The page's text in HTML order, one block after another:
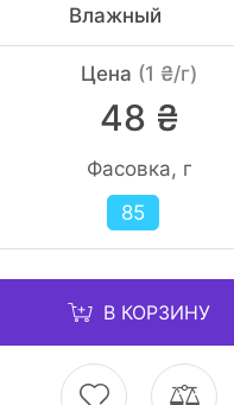
Влажный
Цена (1 ₴/г)
48 ₴
Фасовка, г
85
В КОРЗИНУ